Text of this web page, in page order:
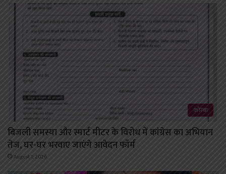
कोरबा
बिजली समस्या और स्मार्ट मीटर के विरोध में कांग्रेस का अभियान
तेज, घर-घर भरवाए जाएंगे आवेदन फॉर्म
August 1, 2026